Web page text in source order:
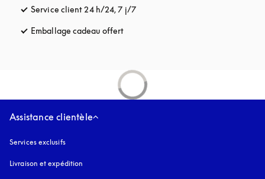
Service client 24 h/24, 7 j/7s’ouvre dans un nouvel onglet
Emballage cadeau offert
Assistance clientèle
Services exclusifs
Livraison et expédition